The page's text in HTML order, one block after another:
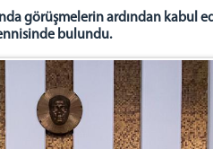
görüşmelerin ardından
bulundu.